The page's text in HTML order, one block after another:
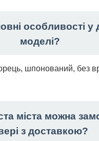
особливості у
моделі?
шпонований, без
міста можна
з доставкою?